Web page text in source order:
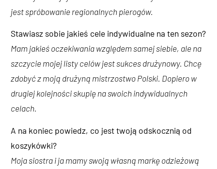
jest spróbowanie regionalnych pierogów.
Stawiasz sobie jakieś cele indywidualne na ten sezon?
Mam jakieś oczekiwania względem samej siebie, ale na
szczycie mojej listy celów jest sukces drużynowy. Chcę
zdobyć z moją drużyną mistrzostwo Polski. Dopiero w
drugiej kolejności skupię na swoich indywidualnych
celach.
A na koniec powiedz, co jest twoją odskocznią od
koszykówki?
Moja siostra i ja mamy swoją własną markę odzieżową